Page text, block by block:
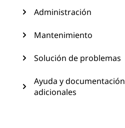
Administración
Mantenimiento
Solución de problemas
Ayuda y documentación
adicionales